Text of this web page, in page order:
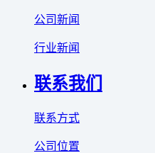
公司新闻
行业新闻
联系我们
联系方式
公司位置